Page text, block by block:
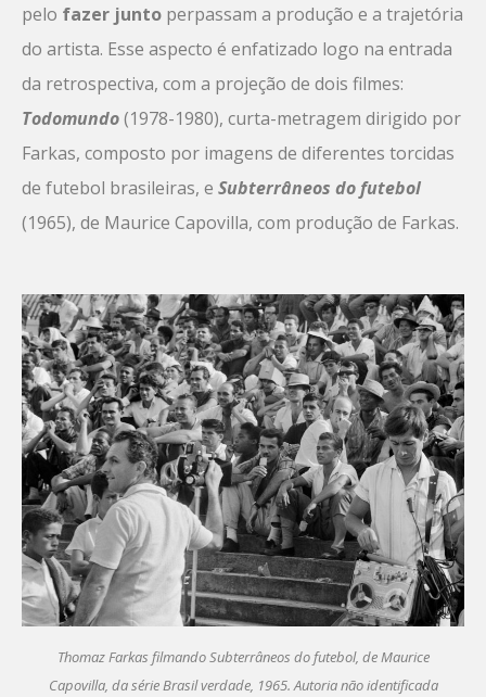
pelo fazer junto perpassam a produção e a trajetória
do artista. Esse aspecto é enfatizado logo na entrada
da retrospectiva, com a projeção de dois filmes:
Todomundo(1978-1980), curta-metragem dirigido por
Farkas, composto por imagens de diferentes torcidas
de futebol brasileiras, e Subterrâneos do futebol
(1965), de Maurice Capovilla, com produção de Farkas.
Thomaz Farkas filmando Subterrâneos do futebol, de Maurice
Capovilla, da série Brasil verdade, 1965. Autoria não identificada